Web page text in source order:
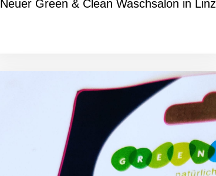
Neuer Green & Clean Waschsalon in Linz